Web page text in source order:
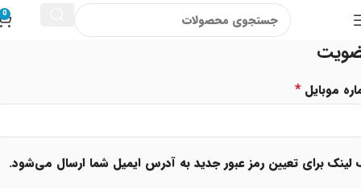
0
موبایل*
لینک برای تعیین رمز عبور جدید به آدرس ایمیل شما ارسال می‌شود.